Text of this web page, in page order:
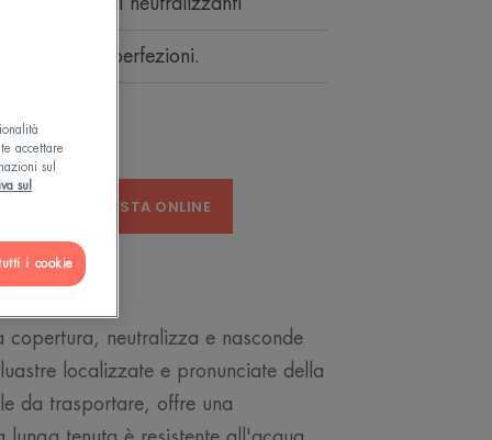
le imperfezioni.
ACQUISTA ONLINE
neutralizza e nasconde
localizzate e pronunciate della
da trasportare, offre una
accettare
sul
sul
i cookie